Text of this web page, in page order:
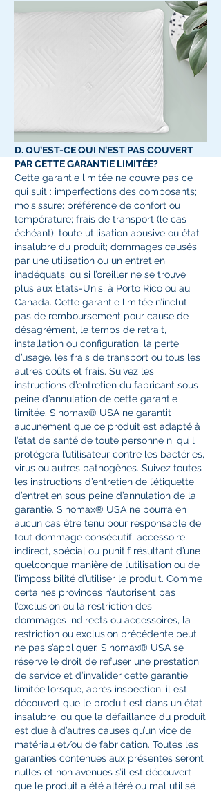
D. QU’EST-CE QUI N’EST PAS COUVERT
PAR CETTE GARANTIE LIMITÉE?
Cette garantie limitée ne couvre pas ce
qui suit : imperfections des composants;
moisissure; préférence de confort ou
température; frais de transport (le cas
échéant); toute utilisation abusive ou état
insalubre du produit; dommages causés
par une utilisation ou un entretien
inadéquats; ou si l’oreiller ne se trouve
plus aux États-Unis, à Porto Rico ou au
Canada. Cette garantie limitée n’inclut
pas de remboursement pour cause de
désagrément, le temps de retrait,
installation ou configuration, la perte
d’usage, les frais de transport ou tous les
autres coûts et frais. Suivez les
instructions d’entretien du fabricant sous
peine d’annulation de cette garantie
limitée. Sinomax® USA ne garantit
aucunement que ce produit est adapté à
l’état de santé de toute personne ni qu’il
protégera l’utilisateur contre les bactéries,
virus ou autres pathogènes. Suivez toutes
les instructions d’entretien de l’étiquette
d’entretien sous peine d’annulation de la
garantie. Sinomax® USA ne pourra en
aucun cas être tenu pour responsable de
tout dommage consécutif, accessoire,
indirect, spécial ou punitif résultant d’une
quelconque manière de l’utilisation ou de
l’impossibilité d’utiliser le produit. Comme
certaines provinces n’autorisent pas
l’exclusion ou la restriction des
dommages indirects ou accessoires, la
restriction ou exclusion précédente peut
ne pas s’appliquer. Sinomax® USA se
réserve le droit de refuser une prestation
de service et d’invalider cette garantie
limitée lorsque, après inspection, il est
découvert que le produit est dans un état
insalubre, ou que la défaillance du produit
est due à d’autres causes qu’un vice de
matériau et/ou de fabrication. Toutes les
garanties contenues aux présentes seront
nulles et non avenues s’il est découvert
que le produit a été altéré ou mal utilisé